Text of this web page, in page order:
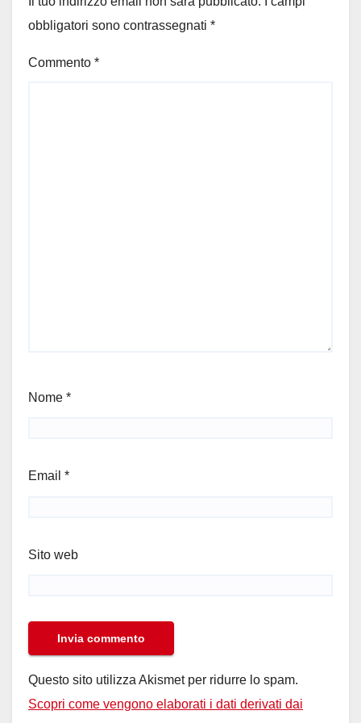
obbligatori sono contrassegnati *
Commento *
Nome *
Email *
Sito web
Questo sito utilizza Akismet per ridurre lo spam.
Scopri come vengono elaborati i dati derivati dai